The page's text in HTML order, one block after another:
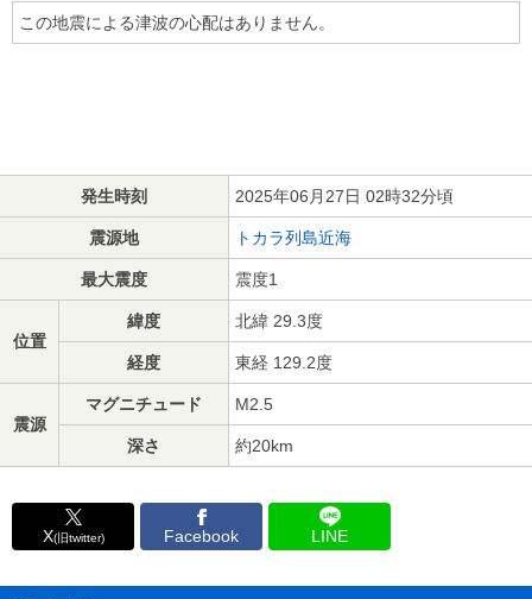
この地震による津波の心配はありません。
発生時刻 2025年06月27日 02時32分頃
震源地 トカラ列島近海
最大震度 震度1
位置
緯度 北緯 29.3度
経度 東経 129.2度
震源
マグニチュード M2.5
深さ 約20km
X(旧twitter) Facebook LINE